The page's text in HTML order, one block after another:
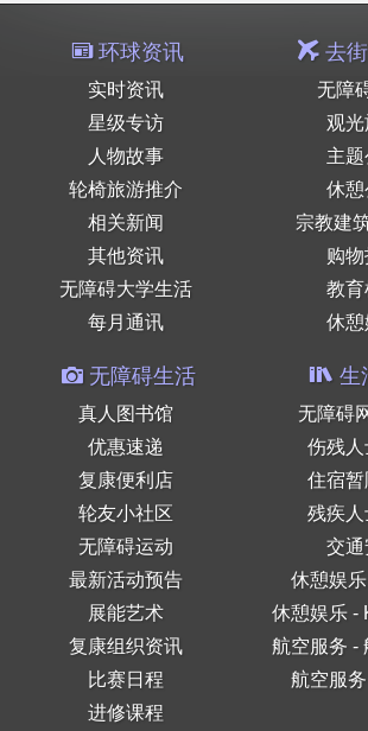
环球资讯
实时资讯
星级专访
人物故事
轮椅旅游推介
相关新闻
其他资讯
无障碍大学生活
每月通讯
去
无障
观
主题
休憩
宗教建
购
教育
休
无障碍生活
真人图书馆
优惠速递
复康便利店
轮友小社区
无障碍运动
最新活动预告
展能艺术
复康组织资讯
比赛日程
进修课程
生
无障碍
伤残
住宿
残疾
交
休憩娱
休憩娱乐 -
航空服务 -
航空服